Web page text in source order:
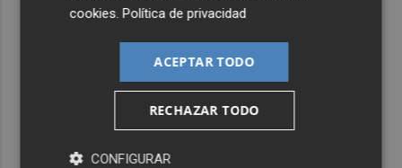
cookies.Política de privacidad
ACEPTAR TODO
RECHAZAR TODO
CONFIGURAR